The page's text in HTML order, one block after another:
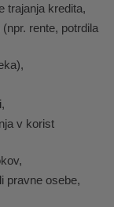
trajanja kredita,
rente, potrdila
v korist
pravne osebe,